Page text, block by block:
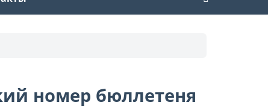
номер бюллетеня